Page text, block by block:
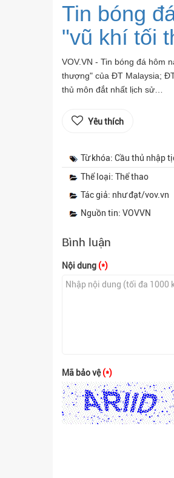
Tin bóng
"vũ khí tối
VOV.VN - Tin bóng đá hôm
thượng" của ĐT Malaysia;
thủ môn đắt nhất lịch sử…
Yêu thích
Từ khóa: Cầu thủ nhập
Thể loại: Thể thao
Tác giả: như đạt/vov.vn
Nguồn tin: VOVVN
Bình luận
Nội dung (*)
Mã bảo vệ(*)